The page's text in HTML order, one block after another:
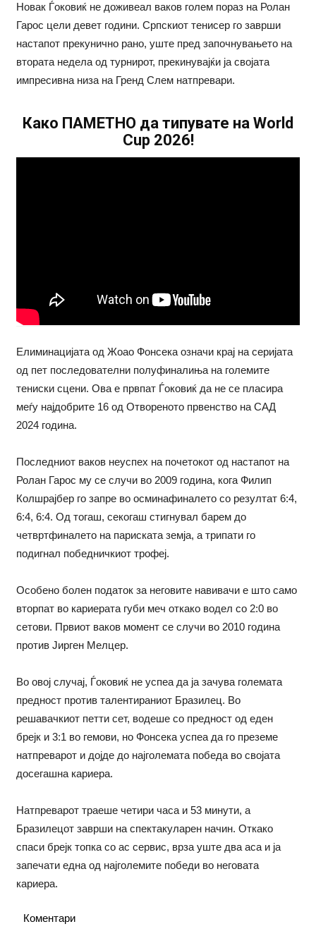
Новак Ѓоковиќ не доживеал ваков голем пораз на Ролан
Гарос цели девет години. Српскиот тенисер го заврши
настапот прекунично рано, уште пред започнувањето на
втората недела од турнирот, прекинувајќи ја својата
импресивна низа на Гренд Слем натпревари.
Како ПАМЕТНО да типувате на World
Cup 2026!
Елиминацијата од Жоао Фонсека означи крај на серијата
од пет последователни полуфиналиња на големите
тениски сцени. Ова е првпат Ѓоковиќ да не се пласира
меѓу најдобрите 16 од Отвореното првенство на САД
2024 година.
Последниот ваков неуспех на почетокот од настапот на
Ролан Гарос му се случи во 2009 година, кога Филип
Колшрајбер го запре во осминафиналето со резултат 6:4,
6:4, 6:4. Од тогаш, секогаш стигнувал барем до
четвртфиналето на париската земја, а трипати го
подигнал победничкиот трофеј.
Особено болен податок за неговите навивачи е што само
вторпат во кариерата губи меч откако водел со 2:0 во
сетови. Првиот ваков момент се случи во 2010 година
против Јирген Мелцер.
Во овој случај, Ѓоковиќ не успеа да ја зачува големата
предност против талентираниот Бразилец. Во
решавачкиот петти сет, водеше со предност од еден
брејк и 3:1 во гемови, но Фонсека успеа да го преземе
натпреварот и дојде до најголемата победа во својата
досегашна кариера.
Натпреварот траеше четири часа и 53 минути, а
Бразилецот заврши на спектакуларен начин. Откако
спаси брејк топка со ас сервис, врза уште два аса и ја
запечати една од најголемите победи во неговата
кариера.
Коментари